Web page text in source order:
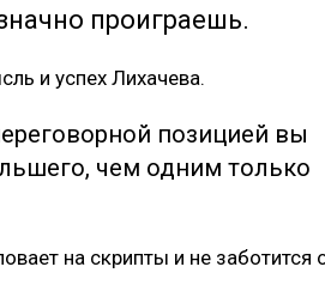
проиграешь.
и успех Лихачева.
позицией вы
чем одним только
на скрипты и не заботится